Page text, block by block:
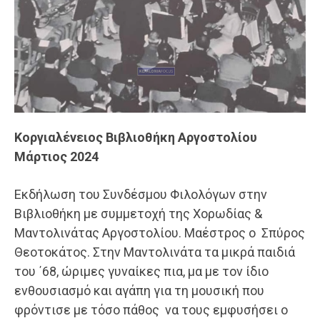
Κοργιαλένειος Βιβλιοθήκη Αργοστολίου
Μάρτιος 2024
Εκδήλωση του Συνδέσμου Φιλολόγων στην
Βιβλιοθήκη με συμμετοχή της Χορωδίας &
Μαντολινάτας Αργοστολίου. Μαέστρος ο Σπύρος
Θεοτοκάτος. Στην Μαντολινάτα τα μικρά παιδιά
του ΄68, ώριμες γυναίκες πια, μα με τον ίδιο
ενθουσιασμό και αγάπη για τη μουσική που
φρόντισε με τόσο πάθος να τους εμφυσήσει ο